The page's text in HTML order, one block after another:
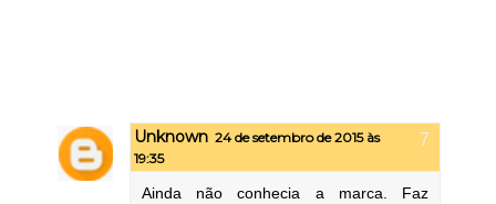
Unknown 24 de setembro de 2015 às
19:35
Ainda não conhecia a marca. Faz